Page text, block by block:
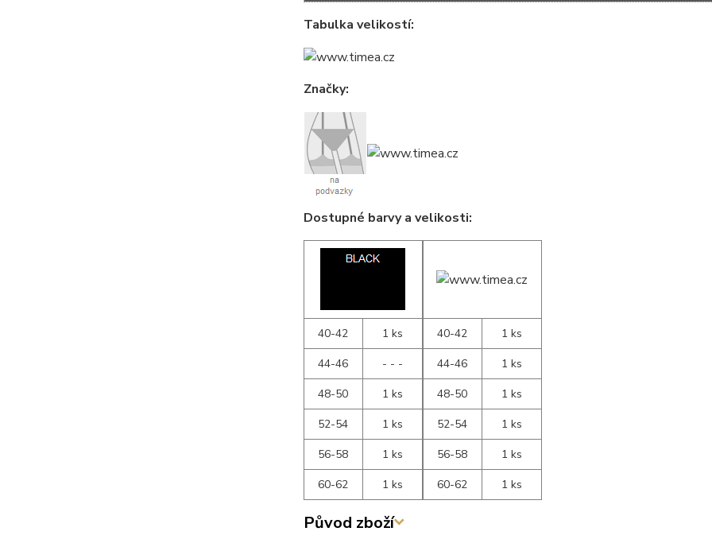
Tabulka velikostí:
Značky:
Dostupné barvy a velikosti:
40-42
1 ks
44-46
- - -
48-50
1 ks
52-54
1 ks
56-58
1 ks
60-62
1 ks
40-42
1 ks
44-46
1 ks
48-50
1 ks
52-54
1 ks
56-58
1 ks
60-62
1 ks
Původ zboží